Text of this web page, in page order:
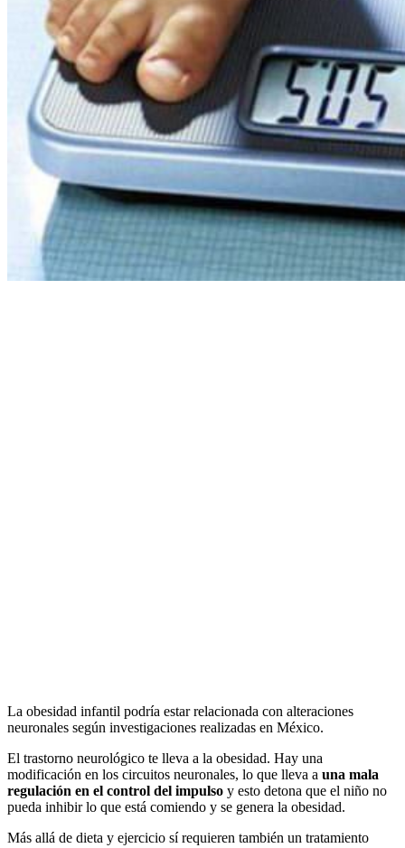
La obesidad infantil podría estar relacionada con alteraciones
neuronales según investigaciones realizadas en México.
El trastorno neurológico te lleva a la obesidad. Hay una
modificación en los circuitos neuronales, lo que lleva a una mala
regulación en el control del impulso y esto detona que el niño no
pueda inhibir lo que está comiendo y se genera la obesidad.
Más allá de dieta y ejercicio sí requieren también un tratamiento